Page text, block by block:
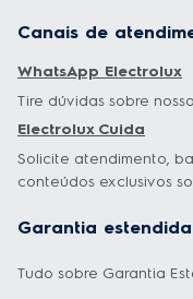
Canais de
WhatsApp Electrolux
Tire dúvidas sobre
Electrolux Cuida
Solicite atendimento,
conteúdos exclusivos
Garantia estendida
Tudo sobre Garantia